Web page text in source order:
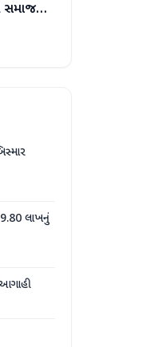
સમાજની
લાખનું